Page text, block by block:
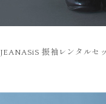
JEANASiS 振袖レンタルセ